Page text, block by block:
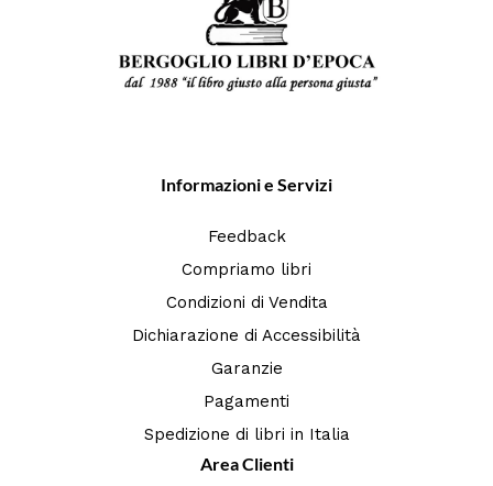
Informazioni e Servizi
Feedback
Compriamo libri
Condizioni di Vendita
Dichiarazione di Accessibilità
Garanzie
Pagamenti
Spedizione di libri in Italia
Area Clienti